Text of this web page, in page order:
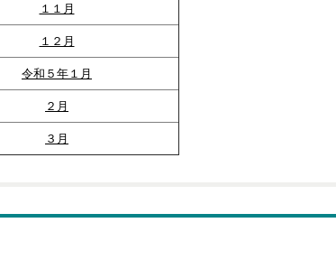
１１月
１２月
令和５年１月
２月
３月